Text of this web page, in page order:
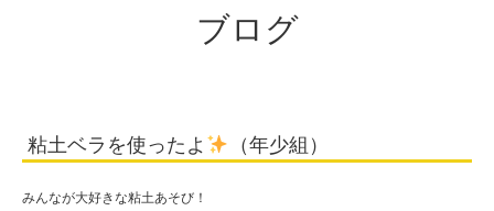
（年
|
学
ブログ
粘土ベラを使ったよ （年少組）
みんなが大好きな粘土あそび！